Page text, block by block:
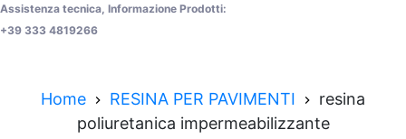
Assistenza tecnica, Informazione Prodotti:
+39 333 4819266
Home RESINA PER PAVIMENTI
resina
poliuretanica impermeabilizzante